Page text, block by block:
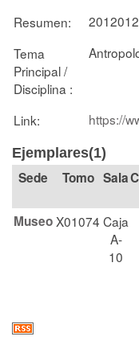
Resumen:
Tema
Principal /
Disciplina :
Link: https://
Ejemplares(1)
Tomo Sala
MuseoX01074 Caja
A-
10